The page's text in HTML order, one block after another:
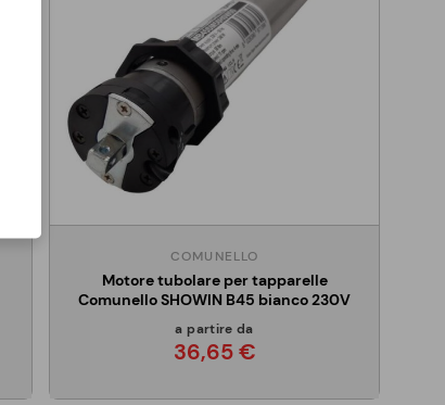
COMUNELLO
Motore tubolare per tapparelle
Comunello SHOWIN B45 bianco 230V
a partire da
36,65 €